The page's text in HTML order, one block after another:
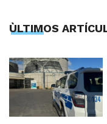
ÙLTIMOS